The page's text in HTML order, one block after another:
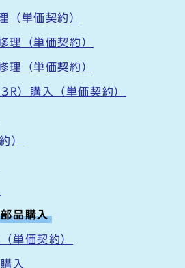
（単価契約）
理（単価契約）
理（単価契約）
）購入（単価契約）
）
品購入
単価契約）
入